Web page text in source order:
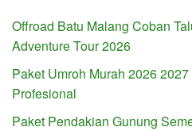
Offroad Batu Malang Coban
Adventure Tour 2026
Paket Umroh Murah 2026
Profesional
Paket Pendakian Gunung